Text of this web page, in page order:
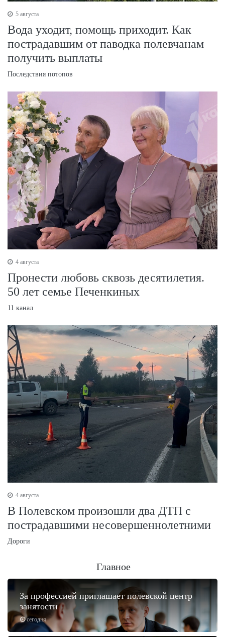
5 августа
Вода уходит, помощь приходит. Как
пострадавшим от паводка полевчанам
получить выплаты
Последствия потопов
4 августа
Пронести любовь сквозь десятилетия.
50 лет семье Печенкиных
11 канал
4 августа
В Полевском произошли два ДТП с
пострадавшими несовершеннолетними
Дороги
Главное
сегодня
За профессией приглашает полевской центр
занятости